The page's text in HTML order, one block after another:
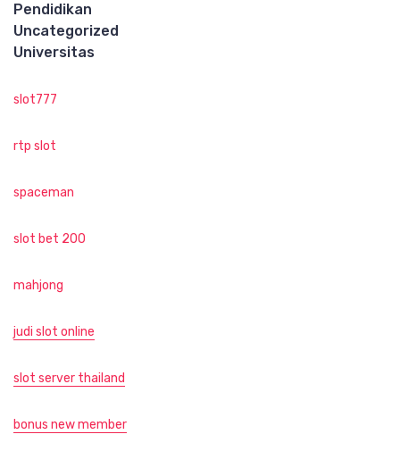
Pendidikan
Uncategorized
Universitas
slot777
rtp slot
spaceman
slot bet 200
mahjong
judi slot online
slot server thailand
bonus new member